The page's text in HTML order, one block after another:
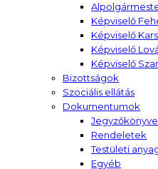
Képviselő
Képviselő
Képviselő
Képviselő
Bizottságok
Szociális ellátás
Dokumentumok
Rendeletek
Testületi
Egyéb